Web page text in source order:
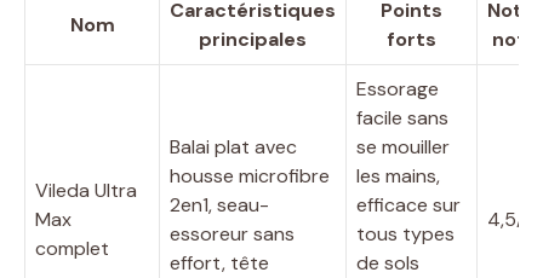
Nom
Caractéristiques
principales
Points
forts
Notre
note
Vileda Ultra
Max
complet
Balai plat avec
housse microfibre
2en1, seau-
essoreur sans
effort, tête
Essorage
facile sans
se mouiller
les mains,
efficace sur
tous types
de sols
4,5/5